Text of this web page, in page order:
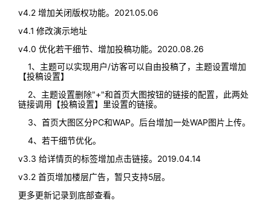
v4.2 增加关闭版权功能。2021.05.06
v4.1 修改演示地址
v4.0 优化若干细节、增加投稿功能。2020.08.26
1、主题可以实现用户/访客可以自由投稿了，主题设置增加
【投稿设置】
2、主题设置删除"+"和首页大图按钮的链接的配置，此两处
链接调用【投稿设置】里设置的链接。
3、首页大图区分PC和WAP。后台增加一处WAP图片上传。
4、若干细节优化。
v3.3 给详情页的标签增加点击链接。2019.04.14
v3.2 首页增加楼层广告，暂只支持5层。
更多更新记录到底部查看。